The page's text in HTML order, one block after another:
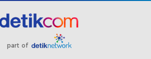
part of